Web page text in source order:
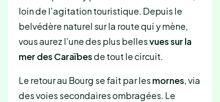
loin de l’agitation touristique. Depuis le
belvédère naturel sur la route qui y mène,
vous aurez l’une des plus bellesvues sur la
mer des Caraïbesde tout le circuit.
Le retour au Bourg se fait par les mornes, via
des voies secondaires ombragées. Le